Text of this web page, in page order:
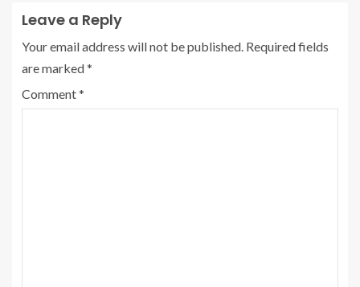
Leave a Reply
Your email address will not be published. Required fields
are marked*
Comment*